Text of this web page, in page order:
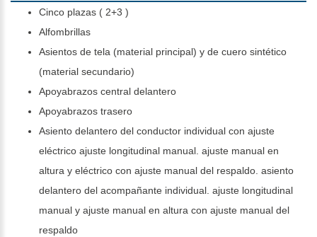
Cinco plazas ( 2+3 )
Alfombrillas
Asientos de tela (material principal) y de cuero sintético
(material secundario)
Apoyabrazos central delantero
Apoyabrazos trasero
Asiento delantero del conductor individual con ajuste
eléctrico ajuste longitudinal manual. ajuste manual en
altura y eléctrico con ajuste manual del respaldo. asiento
delantero del acompañante individual. ajuste longitudinal
manual y ajuste manual en altura con ajuste manual del
respaldo